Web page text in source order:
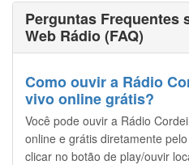
Perguntas Frequentes
Web Rádio (FAQ)
Como ouvir a Rádio
vivo online grátis?
Você pode ouvir a Rádio
online e grátis diretamente
clicar no botão de play/ouvir